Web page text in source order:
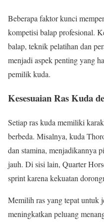
Beberapa faktor kunci
kompetisi balap profesional.
balap, teknik pelatihan dan
menjadi aspek penting yang
pemilik kuda.
Kesesuaian Ras Kuda
Setiap ras kuda memiliki
berbeda. Misalnya, kuda
dan stamina, menjadikannya
jauh. Di sisi lain, Quarter
sprint karena kekuatan
Memilih ras yang tepat untuk
meningkatkan peluang